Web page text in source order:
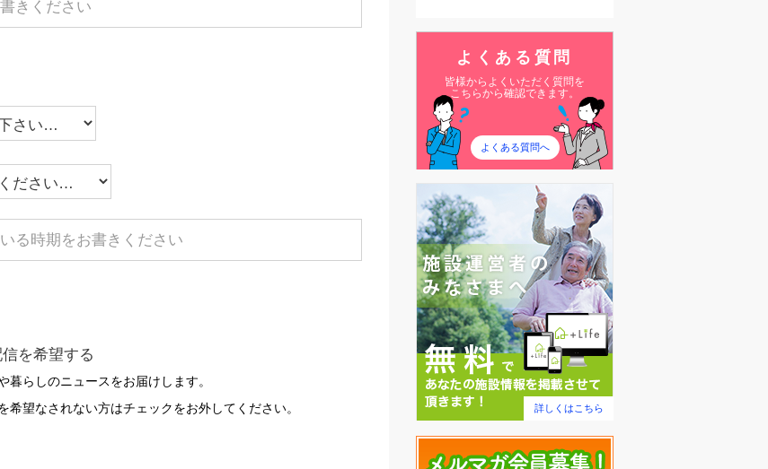
を希望する
暮らしのニュースをお届けします。
希望なされない方はチェックをお外してください。
よくある質問
皆様からよくいただく質問を
こちらから確認できます。
よくある質問へ
詳しくはこちら